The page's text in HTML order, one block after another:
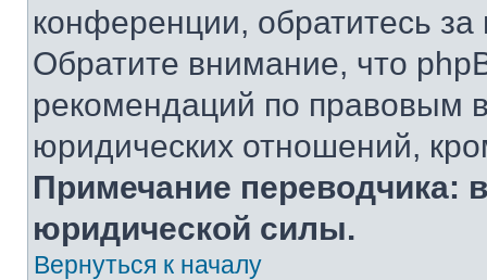
конференции, обратитесь
Обратите внимание, что
рекомендаций по правовым
юридических отношений,
Примечание переводчика:
юридической силы.
Вернуться к началу